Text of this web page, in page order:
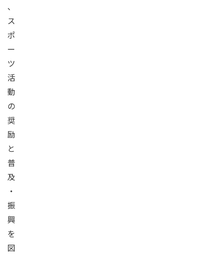
、
ス
ポ
ー
ツ
活
動
の
奨
励
と
普
及
・
振
興
を
図